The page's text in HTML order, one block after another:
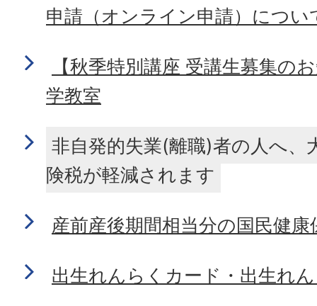
申請（オンライン申請）につい
【秋季特別講座 受講生募集の
学教室
非自発的失業(離職)者の人へ、
険税が軽減されます
産前産後期間相当分の国民健
出生れんらくカード・出生れ